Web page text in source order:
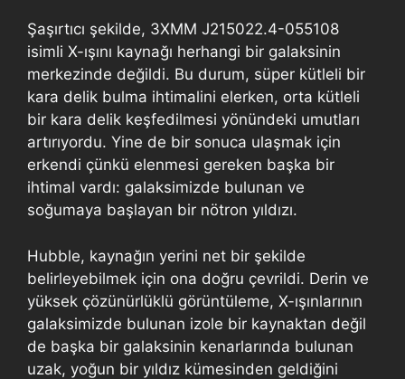
Şaşırtıcı şekilde, 3XMM J215022.4-055108
isimli X-ışını kaynağı herhangi bir galaksinin
merkezinde değildi. Bu durum, süper kütleli bir
kara delik bulma ihtimalini elerken, orta kütleli
bir kara delik keşfedilmesi yönündeki umutları
artırıyordu. Yine de bir sonuca ulaşmak için
erkendi çünkü elenmesi gereken başka bir
ihtimal vardı: galaksimizde bulunan ve
soğumaya başlayan bir nötron yıldızı.
Hubble, kaynağın yerini net bir şekilde
belirleyebilmek için ona doğru çevrildi. Derin ve
yüksek çözünürlüklü görüntüleme, X-ışınlarının
galaksimizde bulunan izole bir kaynaktan değil
de başka bir galaksinin kenarlarında bulunan
uzak, yoğun bir yıldız kümesinden geldiğini